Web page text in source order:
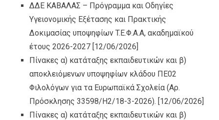
ΔΔΕ ΚΑΒΑΛΑΣ – Πρόγραμμα και Οδηγίες
Υγειονομικής Εξέτασης και Πρακτικής
Δοκιμασίας υποψηφίων T.Ε.Φ.Α.Α, ακαδημαϊκού
έτους 2026-2027 [12/06/2026]
Πίνακες α) κατάταξης εκπαιδευτικών και β)
αποκλειόμενων υποψηφίων κλάδου ΠΕ02
Φιλολόγων για τα Ευρωπαϊκά Σχολεία (Αρ.
Πρόσκλησης 33598/Η2/18-3-2026). [12/06/2026]
Πίνακες α) κατάταξης εκπαιδευτικών και β)